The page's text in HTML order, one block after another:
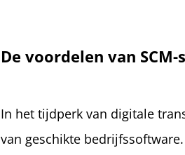
De voordelen van
In het tijdperk van digitale
van geschikte